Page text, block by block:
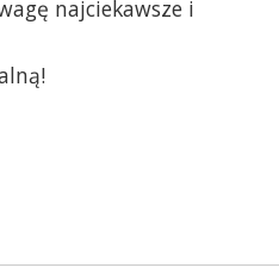
najciekawsze i